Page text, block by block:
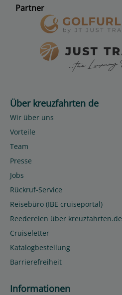
Partner
Über kreuzfahrten de
Wir über uns
Vorteile
Team
Presse
Jobs
Rückruf-Service
Reisebüro (IBE cruiseportal)
Reedereien über kreuzfahrten.de
Cruiseletter
Katalogbestellung
Barrierefreiheit
Informationen